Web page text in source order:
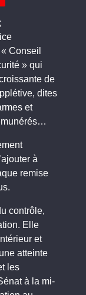
Conseil
» qui
de
dites
et
à
remise
contrôle,
Elle
et
atteinte
les
à la mi-